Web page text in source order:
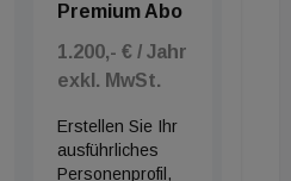
Kunden-Zufriedenheit und
für unsere Mitarbeiter, auf
ist am Erfolg beteiligt“,
Premium Abo
1.200,- € / Jahr
exkl. MwSt.
Erstellen Sie Ihr
ausführliches
Personenprofil,